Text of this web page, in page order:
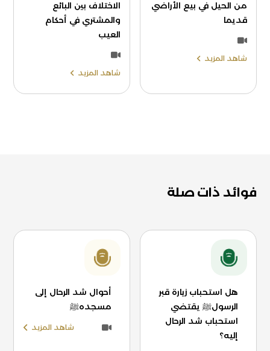
من الحيل في بيع الأراضي
قديما
شاهد المزيد
الاختلاف بين البائع
والمشتري في أحكام
العيب
شاهد المزيد
فوائد ذات صلة
هل استحباب زيارة قبر
الرسولﷺ يقتضي
استحباب شد الرحال
إليه؟
أحوال شد الرحال إلى
مسجدهﷺ
شاهد المزيد